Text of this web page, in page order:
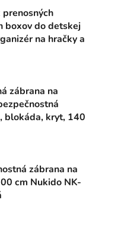
boxov do detskej
na hračky a
zábrana na
blokáda, kryt, 140
zábrana na
cm Nukido NK-